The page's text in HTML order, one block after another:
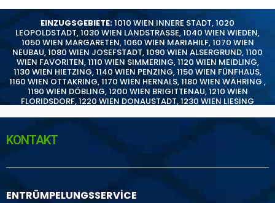
EINZUGSGEBIETE:1010 WIEN INNERE STADT,1020
LEOPOLDSTADT,1030 WIEN LANDSTRASSE,1040 WIEN WIEDEN,
1050 WIEN MARGARETEN,1060 WIEN MARIAHILF,1070 WIEN
NEUBAU,1080 WIEN JOSEFSTADT,1090 WIEN ALSERGRUND,1100
WIEN FAVORITEN,1110 WIEN SIMMERING,1120 WIEN MEIDLING,
1130 WIEN HIETZING,1140 WIEN PENZING,1150 WIEN FÜNFHAUS,
1160 WIEN OTTAKRING,1170 WIEN HERNALS,1180 WIEN WÄHRING ,
1190 WIEN DÖBLING,1200 WIEN BRIGITTENAU,1210 WIEN
FLORIDSDORF,1220 WIEN DONAUSTADT,1230 WIEN LIESING
KONTAKT
ENTRÜMPELUNGSSERVİCE